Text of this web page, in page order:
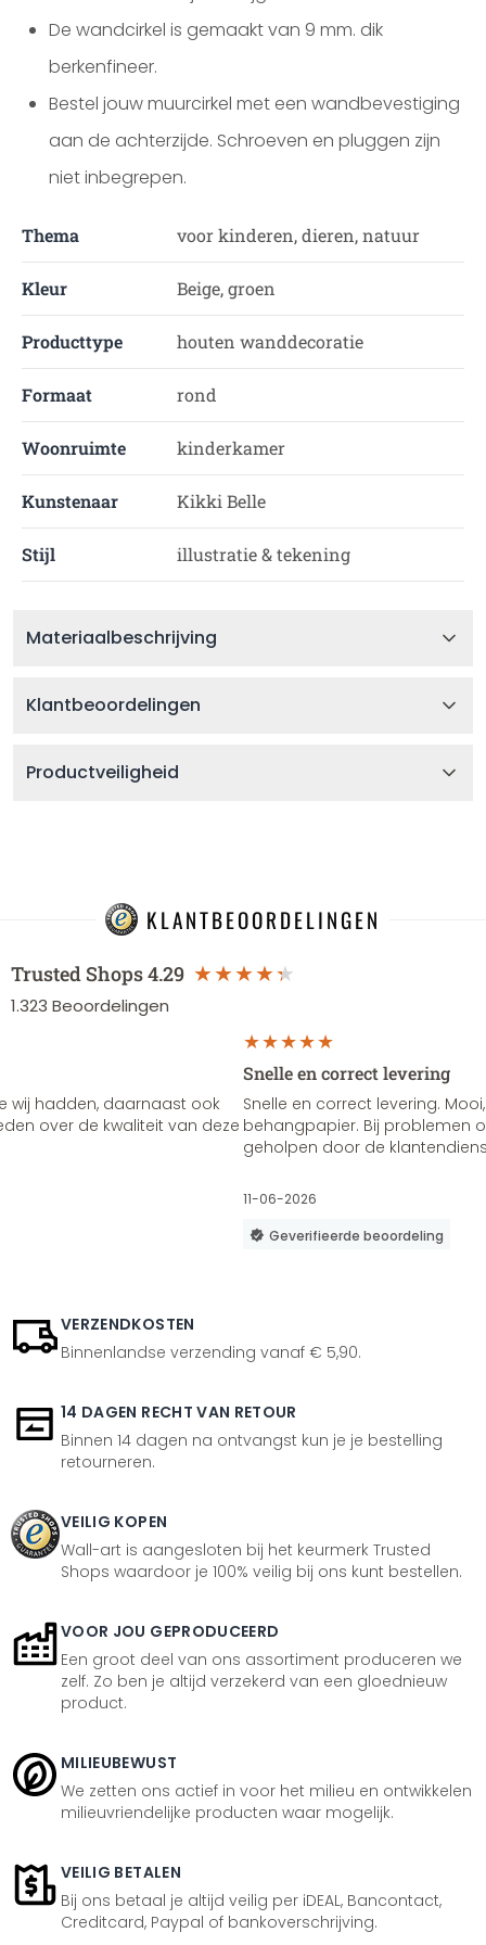
De wandcirkel is gemaakt van 9 mm. dik
berkenfineer.
Bestel jouw muurcirkel met een wandbevestiging
aan de achterzijde. Schroeven en pluggen zijn
niet inbegrepen.
Thema voor kinderen, dieren, natuur
Kleur Beige, groen
Producttype houten wanddecoratie
Formaat rond
Woonruimte kinderkamer
Kunstenaar Kikki Belle
Stijl illustratie & tekening
Materiaalbeschrijving
Klantbeoordelingen
Productveiligheid
KLANTBEOORDELINGEN
Trusted Shops4.29
1.323 Beoordelingen
wij hadden, daarnaast ook
over de kwaliteit van deze
Snelle en correct levering
Snelle en correct levering.
behangpapier. Bij problemen
geholpen door de
11-06-2026
Geverifieerde beoordeling
VERZENDKOSTEN
Binnenlandse verzending vanaf € 5,90.
14 DAGEN RECHT VAN RETOUR
Binnen 14 dagen na ontvangst kun je je bestelling
retourneren.
VEILIG KOPEN
Wall-art is aangesloten bij het keurmerk Trusted
Shops waardoor je 100% veilig bij ons kunt bestellen.
VOOR JOU GEPRODUCEERD
Een groot deel van ons assortiment produceren we
zelf. Zo ben je altijd verzekerd van een gloednieuw
product.
MILIEUBEWUST
We zetten ons actief in voor het milieu en ontwikkelen
milieuvriendelijke producten waar mogelijk.
VEILIG BETALEN
Bij ons betaal je altijd veilig per iDEAL, Bancontact,
Creditcard, Paypal of bankoverschrijving.